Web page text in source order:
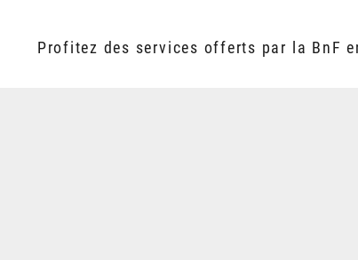
Profitez des services offerts par la BnF